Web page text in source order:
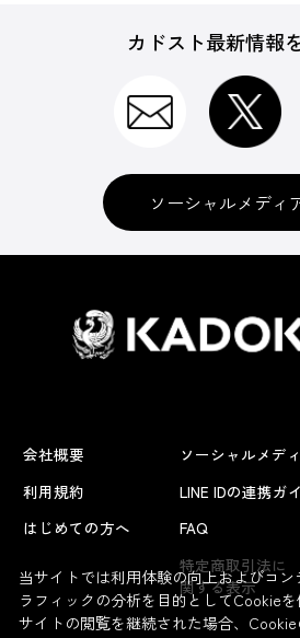
カドスト最新情報
ソーシャルメディ
会社概要
利用規約
はじめての方へ
ソーシャルメデ
LINE IDの連携ガ
FAQ
特定商取引法に
関する表示
当サイトでは利用体験の向上およびコ
ラフィックの分析を目的としてCookie
サイトの閲覧を継続された場合、